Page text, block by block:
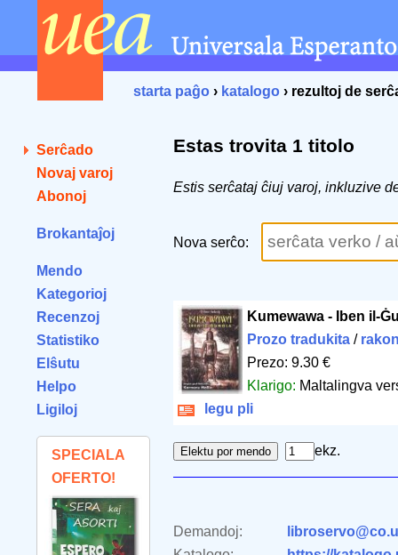
starta paĝo › katalogo › rezultoj de
Serĉado
Novaj varoj
Abonoj
Brokantaĵoj
Mendo
Kategorioj
Recenzoj
Statistiko
Elŝutu
Helpo
Ligiloj
SPECIALA
OFERTO!
Estas trovita 1 titolo
Estis serĉataj ĉiuj varoj, inkluzive
Nova serĉo:
Kumewawa - Iben il-
Prozo tradukita/
Prezo: 9.30 €
Klarigo: Maltalingva
legu pli
ekz.
Demandoj: